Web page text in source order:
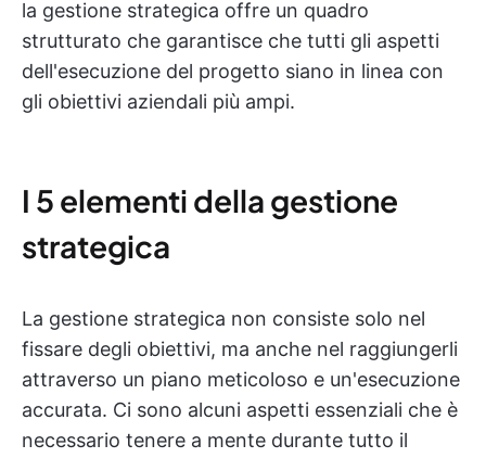
la gestione strategica offre un quadro
strutturato che garantisce che tutti gli aspetti
dell'esecuzione del progetto siano in linea con
gli obiettivi aziendali più ampi.
I 5 elementi della gestione
strategica
La gestione strategica non consiste solo nel
fissare degli obiettivi, ma anche nel raggiungerli
attraverso un piano meticoloso e un'esecuzione
accurata. Ci sono alcuni aspetti essenziali che è
necessario tenere a mente durante tutto il